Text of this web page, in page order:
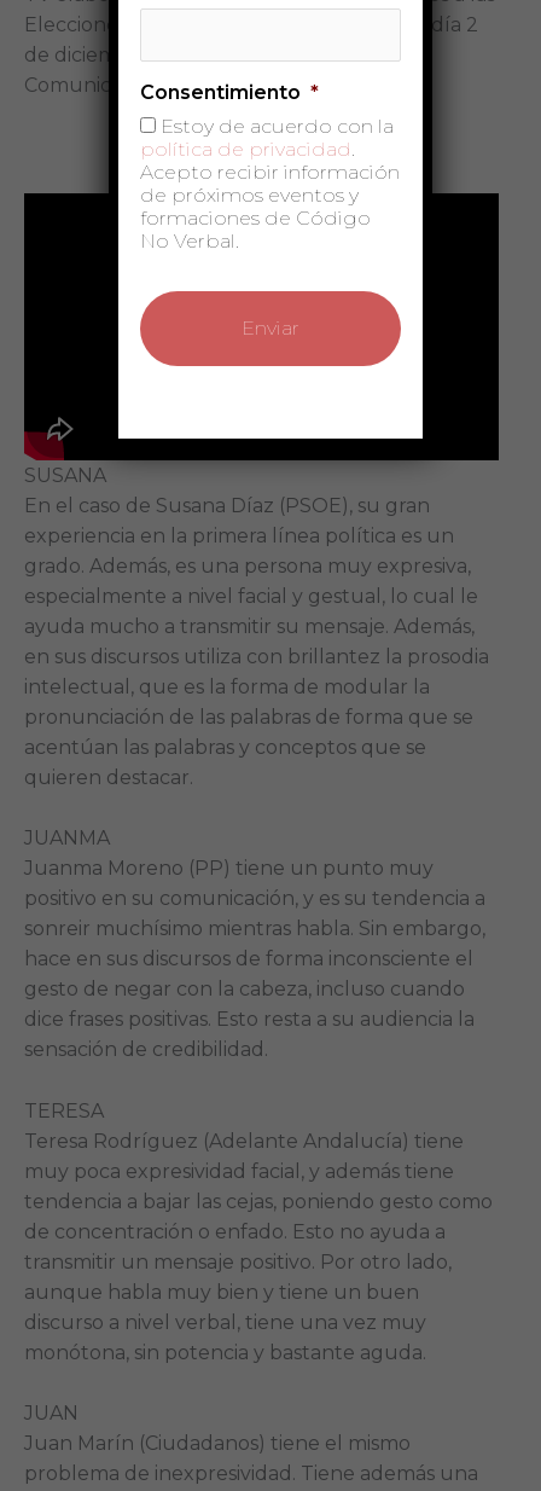
Elecciones autonómicas de Andalucía del día 2
de diciembre de 2018 en función de su
Comunicación No Verbal.
SUSANA
En el caso de Susana Díaz (PSOE), su gran
experiencia en la primera línea política es un
grado. Además, es una persona muy expresiva,
especialmente a nivel facial y gestual, lo cual le
ayuda mucho a transmitir su mensaje. Además,
en sus discursos utiliza con brillantez la prosodia
intelectual, que es la forma de modular la
pronunciación de las palabras de forma que se
acentúan las palabras y conceptos que se
quieren destacar.
JUANMA
Juanma Moreno (PP) tiene un punto muy
positivo en su comunicación, y es su tendencia a
sonreir muchísimo mientras habla. Sin embargo,
hace en sus discursos de forma inconsciente el
gesto de negar con la cabeza, incluso cuando
dice frases positivas. Esto resta a su audiencia la
sensación de credibilidad.
TERESA
Teresa Rodríguez (Adelante Andalucía) tiene
muy poca expresividad facial, y además tiene
tendencia a bajar las cejas, poniendo gesto como
de concentración o enfado. Esto no ayuda a
transmitir un mensaje positivo. Por otro lado,
aunque habla muy bien y tiene un buen
discurso a nivel verbal, tiene una vez muy
monótona, sin potencia y bastante aguda.
JUAN
Juan Marín (Ciudadanos) tiene el mismo
problema de inexpresividad. Tiene además una
Consentimiento *
Estoy de acuerdo con la
política de privacidad
Acepto recibir información
de próximos eventos y
formaciones de Código
No Verbal.